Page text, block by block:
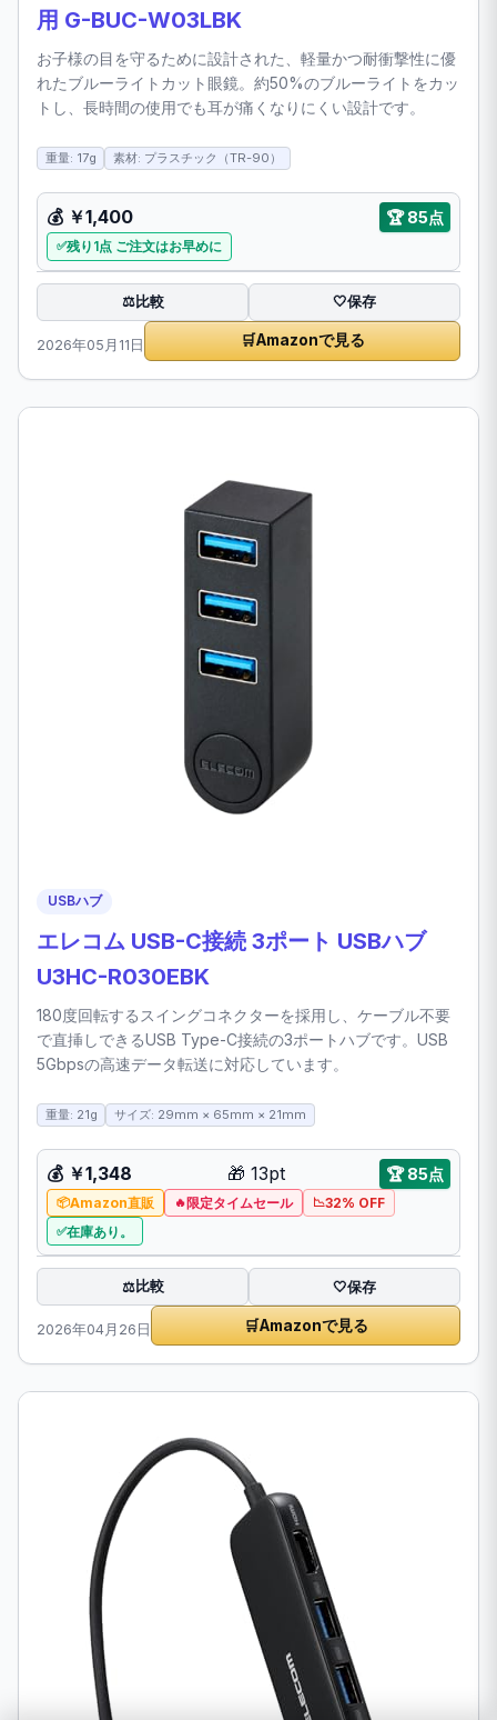
用 G-BUC-W03LBK
お子様の目を守るために設計された、軽量かつ耐衝撃性に優
れたブルーライトカット眼鏡。約50%のブルーライトをカッ
トし、長時間の使用でも耳が痛くなりにくい設計です。
重量: 17g 素材: プラスチック（TR-90）
💰 ￥1,400 🏆 85点
残り1点 ご注文はお早めに
⚖️比較 🤍保存
2026年05月11日 🛒Amazonで見る
USBハブ
エレコム USB-C接続 3ポート USBハブ
U3HC-R030EBK
180度回転するスイングコネクターを採用し、ケーブル不要
で直挿しできるUSB Type-C接続の3ポートハブです。USB
5Gbpsの高速データ転送に対応しています。
重量: 21g サイズ: 29mm × 65mm × 21mm
💰 ￥1,348 🎁 13pt 🏆 85点
Amazon直販 限定タイムセール
32% OFF
在庫あり。
⚖️比較 🤍保存
2026年04月26日 🛒Amazonで見る